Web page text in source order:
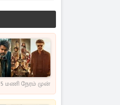
5 மணி நேரம் முன்